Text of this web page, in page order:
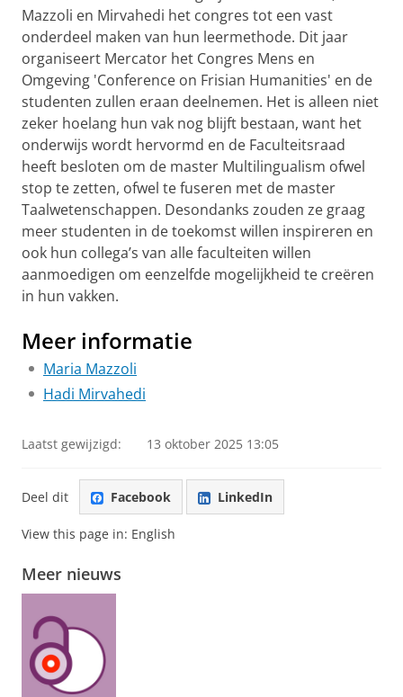
Mazzoli en Mirvahedi het congres tot een vast
onderdeel maken van hun leermethode. Dit jaar
organiseert Mercator het Congres Mens en
Omgeving 'Conference on Frisian Humanities' en de
studenten zullen eraan deelnemen. Het is alleen niet
zeker hoelang hun vak nog blijft bestaan, want het
onderwijs wordt hervormd en de Faculteitsraad
heeft besloten om de master Multilingualism ofwel
stop te zetten, ofwel te fuseren met de master
Taalwetenschappen. Desondanks zouden ze graag
meer studenten in de toekomst willen inspireren en
ook hun collega’s van alle faculteiten willen
aanmoedigen om eenzelfde mogelijkheid te creëren
in hun vakken.
Meer informatie
Maria Mazzoli
Hadi Mirvahedi
Laatst gewijzigd: 13 oktober 2025 13:05
Deel dit Facebook LinkedIn
View this page in: English
Meer nieuws